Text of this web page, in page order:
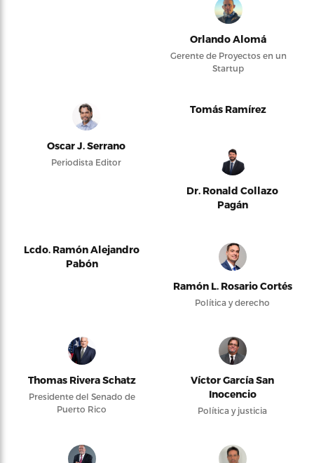
Orlando Alomá
Gerente de Proyectos en un
Startup
Oscar J. Serrano
Periodista Editor
Tomás Ramírez
Dr. Ronald Collazo
Pagán
Lcdo. Ramón Alejandro
Pabón
Ramón L. Rosario Cortés
Política y derecho
Thomas Rivera Schatz
Presidente del Senado de
Puerto Rico
Víctor García San
Inocencio
Política y justicia